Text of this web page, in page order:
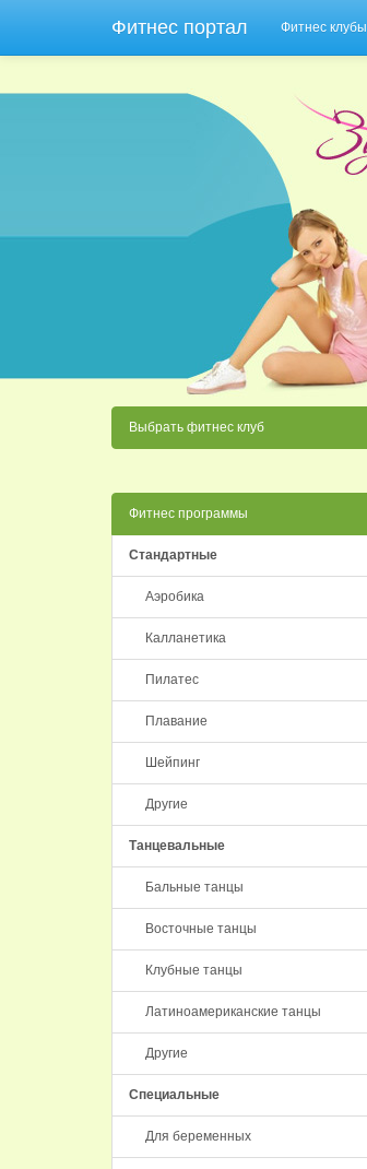
Фитнес портал Фитнес клубы
Выбрать фитнес клуб
Фитнес программы
Стандартные
Аэробика
Калланетика
Пилатес
Плавание
Шейпинг
Другие
Танцевальные
Бальные танцы
Восточные танцы
Клубные танцы
Латиноамериканские танцы
Другие
Специальные
Для беременных